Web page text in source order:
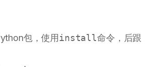
包，使用install命令，后跟